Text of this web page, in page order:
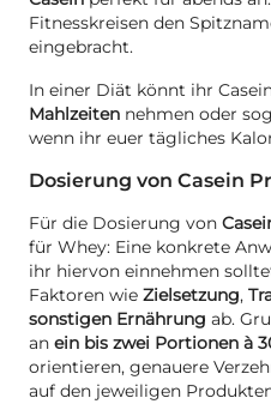
Fitnesskreisen den
eingebracht.
In einer Diät könnt ihr
Mahlzeiten nehmen oder
wenn ihr euer tägliches
Dosierung von Casein
Für die Dosierung von
für Whey: Eine konkrete
ihr hiervon einnehmen
Faktoren wie Zielsetzung,
sonstigen Ernährung ab.
an ein bis zwei Portionen à
orientieren, genauere
auf den jeweiligen